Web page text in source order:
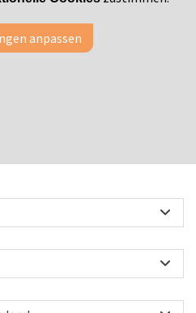
anpassen

